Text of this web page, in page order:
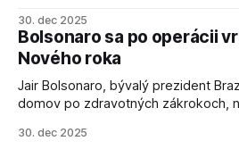
schopnosti. Informovali o tom štátne
sa odvoláva agentúra AFP.
30. dec 2025
Bolsonaro sa po operácii
Nového roka
Jair Bolsonaro, bývalý prezident
domov po zdravotných zákrokoch,
30. dec 2025